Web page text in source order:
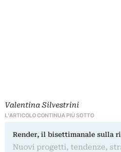
Valentina Silvestrini
L'ARTICOLO CONTINUA PIÙ SOTTO
Render, il bisettimanale sulla
Nuovi progetti, tendenze,